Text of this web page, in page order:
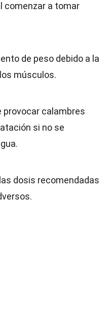
comenzar a tomar
de peso debido a la
músculos.
provocar calambres
si no se
dosis recomendadas